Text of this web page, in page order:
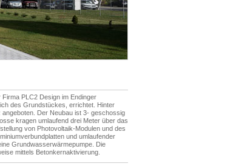
PLC2 Design im Endinger
des Grundstückes, errichtet. Hinter
Der Neubau ist 3- geschossig
kragen umlaufend drei Meter über das
von Photovoltaik-Modulen und des
und umlaufender
Grundwasserwärmepumpe. Die
mittels Betonkernaktivierung.